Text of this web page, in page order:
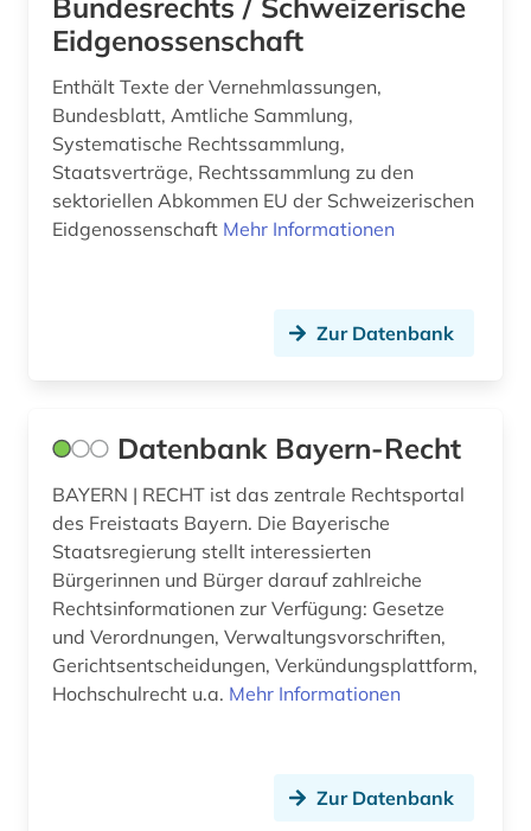
österreich (1)
Bundesrechts / Schweizerische
Eidgenossenschaft
Enthält Texte der Vernehmlassungen,
Bundesblatt, Amtliche Sammlung,
Systematische Rechtssammlung,
Staatsverträge, Rechtssammlung zu den
sektoriellen Abkommen EU der Schweizerischen
Eidgenossenschaft Mehr Informationen
Zur Datenbank
Datenbank Bayern-Recht
BAYERN | RECHT ist das zentrale Rechtsportal
des Freistaats Bayern. Die Bayerische
Staatsregierung stellt interessierten
Bürgerinnen und Bürger darauf zahlreiche
Rechtsinformationen zur Verfügung: Gesetze
und Verordnungen, Verwaltungsvorschriften,
Gerichtsentscheidungen, Verkündungsplattform,
Hochschulrecht u.a. Mehr Informationen
Zur Datenbank